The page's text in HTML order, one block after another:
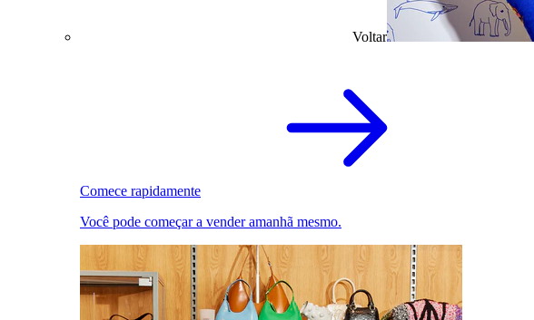
Voltar
Comece rapidamente
Você pode começar a vender amanhã mesmo.